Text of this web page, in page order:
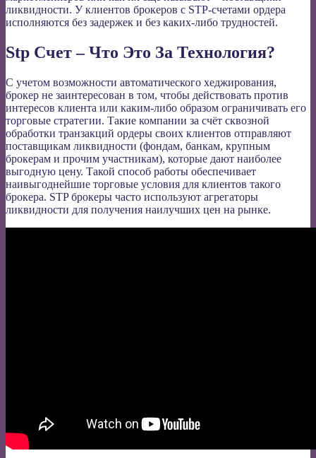
ликвидности. У клиентов брокеров с STP-счетами ордера
исполняются без задержек и без каких-либо трудностей.
Stp Счет – Что Это За Технология?
С учетом возможности автоматического хеджирования,
брокер не заинтересован в том, чтобы действовать против
интересов клиента или каким-либо образом ограничивать его
торговые стратегии. Такие компании за счёт сквозной
обработки транзакций ордеры своих клиентов отправляют
поставщикам ликвидности (фондам, банкам, крупным
брокерам и прочим участникам), которые дают наиболее
выгодную цену. Такой способ работы обеспечивает
наивыгоднейшие торговые условия для клиентов такого
брокера. STP брокеры часто используют агрегаторы
ликвидности для получения наилучших цен на рынке.